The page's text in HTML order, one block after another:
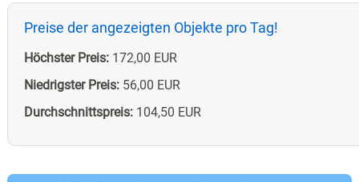
Preise der angezeigten Objekte pro Tag!
Höchster Preis:172,00 EUR
Niedrigster Preis:56,00 EUR
Durchschnittspreis:104,50 EUR